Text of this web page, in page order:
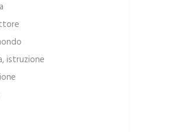
istruzione